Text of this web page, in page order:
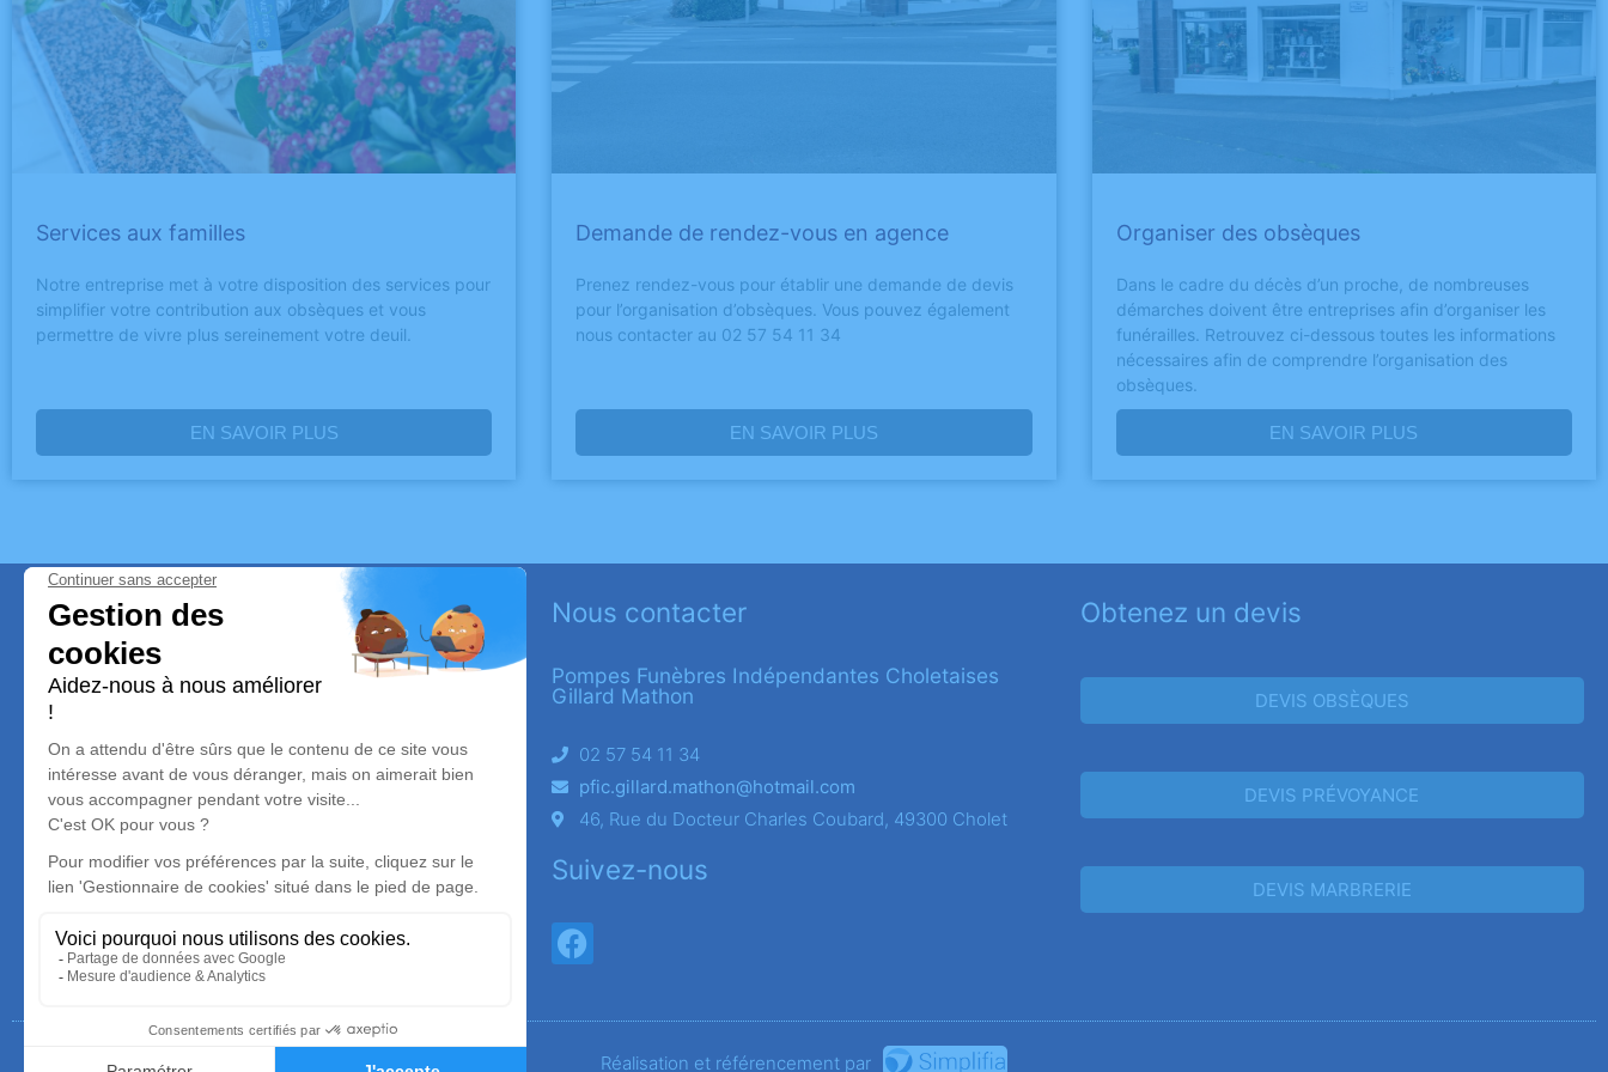
Services aux familles
Notre entreprise met à votre disposition des services pour
simplifier votre contribution aux obsèques et vous
permettre de vivre plus sereinement votre deuil.
EN SAVOIR PLUS
Demande de rendez-vous en agence
Prenez rendez-vous pour établir une demande de devis
pour l’organisation d’obsèques. Vous pouvez également
nous contacter au 02 57 54 11 34
EN SAVOIR PLUS
Organiser des obsèques
Dans le cadre du décès d’un proche, de nombreuses
démarches doivent être entreprises afin d’organiser les
funérailles. Retrouvez ci-dessous toutes les informations
nécessaires afin de comprendre l’organisation des
obsèques.
EN SAVOIR PLUS
Qui sommes-nous ?
Les Pompes Funèbres Indépendantes Choletaises Gillard
Mathon
C’est une équipe impliquée à vos côtés et à votre écoute.
Retrouvez-nous sur notre agence de pompes funèbres à
Cholet .Prise en charge immédiate dans tous les
Loire.
Nous contacter
Pompes Funèbres Indépendantes Choletaises
Gillard Mathon
02 57 54 11 34
pfic.gillard.mathon@hotmail.com
46, Rue du Docteur Charles Coubard, 49300 Cholet
Suivez-nous
Obtenez un devis
DEVIS OBSÈQUES
DEVIS PRÉVOYANCE
DEVIS MARBRERIE
Réalisation et référencement par